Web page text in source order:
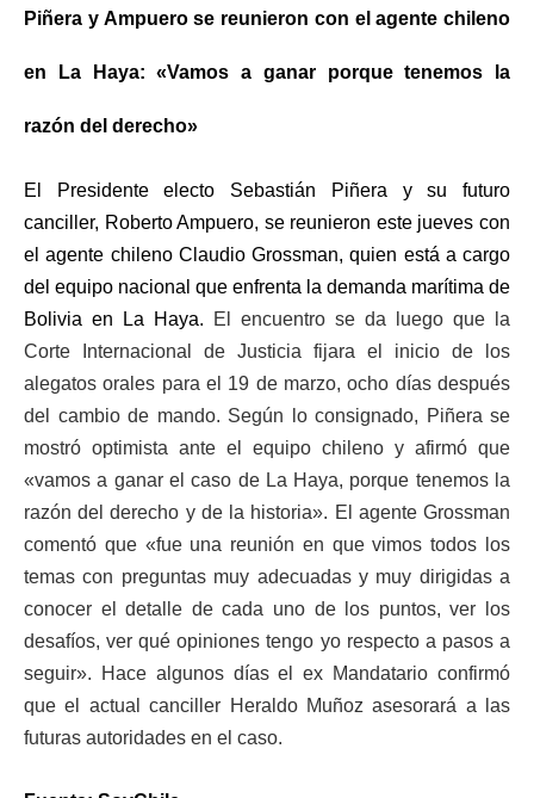
Piñera y Ampuero se reunieron con el agente chileno
en La Haya: «Vamos a ganar porque tenemos la
razón del derecho»
El Presidente electo Sebastián Piñera y su futuro
canciller, Roberto Ampuero, se reunieron este jueves con
el agente chileno Claudio Grossman, quien está a cargo
del equipo nacional que enfrenta la demanda marítima de
Bolivia en La Haya.
El encuentro se da luego que la
Corte Internacional de Justicia fijara el inicio de los
alegatos orales para el 19 de marzo, ocho días después
del cambio de mando. Según lo consignado, Piñera se
mostró optimista ante el equipo chileno y afirmó que
«vamos a ganar el caso de La Haya, porque tenemos la
razón del derecho y de la historia». El agente Grossman
comentó que «fue una reunión en que vimos todos los
temas con preguntas muy adecuadas y muy dirigidas a
conocer el detalle de cada uno de los puntos, ver los
desafíos, ver qué opiniones tengo yo respecto a pasos a
seguir». Hace algunos días el ex Mandatario confirmó
que el actual canciller Heraldo Muñoz asesorará a las
futuras autoridades en el caso.